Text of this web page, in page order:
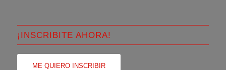
¡INSCRIBITE AHORA!
ME QUIERO INSCRIBIR